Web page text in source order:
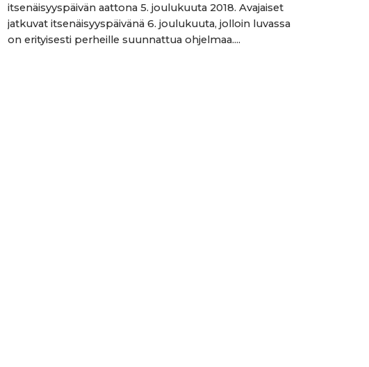
itsenäisyyspäivän aattona 5. joulukuuta 2018. Avajaiset
jatkuvat itsenäisyyspäivänä 6. joulukuuta, jolloin luvassa
on erityisesti perheille suunnattua ohjelmaa....